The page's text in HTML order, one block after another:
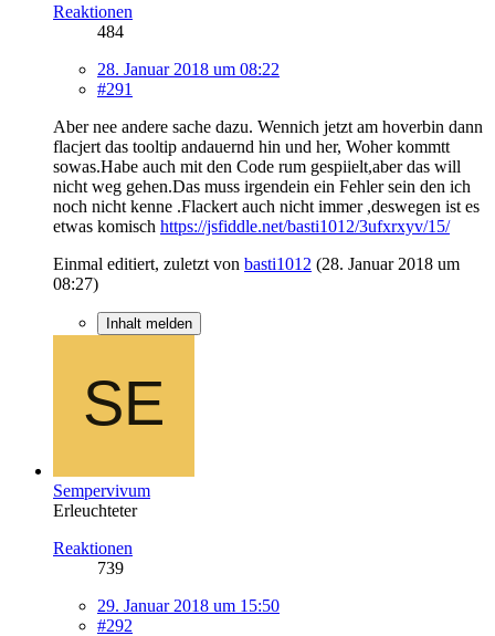
Reaktionen
484
28. Januar 2018 um 08:22
#291
Aber nee andere sache dazu. Wennich jetzt am hoverbin dann
flacjert das tooltip andauernd hin und her, Woher kommtt
sowas.Habe auch mit den Code rum gespiielt,aber das will
nicht weg gehen.Das muss irgendein ein Fehler sein den ich
noch nicht kenne .Flackert auch nicht immer ,deswegen ist es
etwas komisch https://jsfiddle.net/basti1012/3ufxrxyv/15/
Einmal editiert, zuletzt von basti1012 (28. Januar 2018 um
08:27)
Inhalt melden
Sempervivum
Erleuchteter
Reaktionen
739
29. Januar 2018 um 15:50
#292